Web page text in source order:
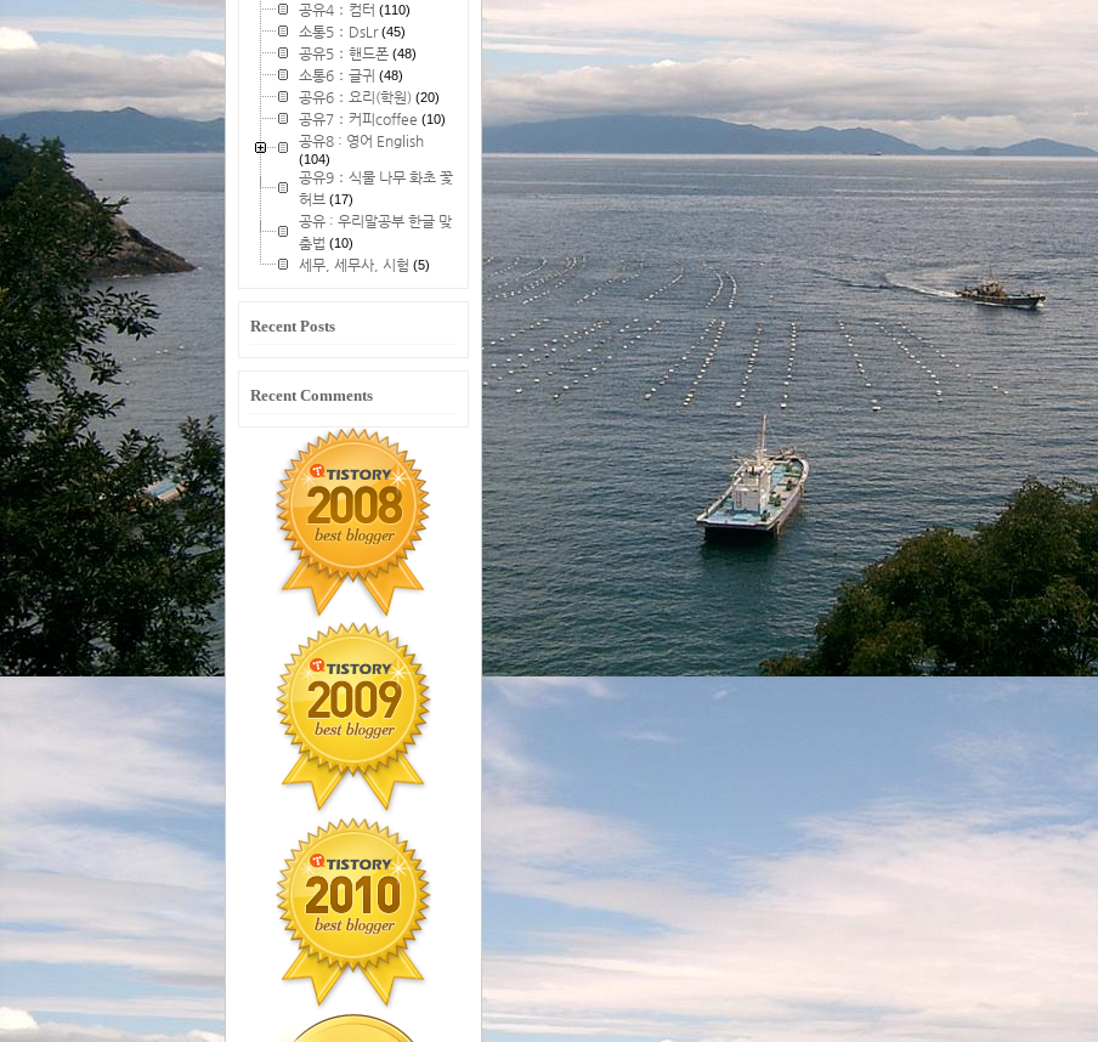
공유4：컴터 (110)
소통5：DsLr(45)
공유5：핸드폰(48)
소통6：글귀 (48)
공유6：요리(학원)(20)
공유7：커피coffee (10)
공유8 : 영어 English
(104)
공유9：식물 나무 화초 꽃
허브 (17)
공유 : 우리말공부 한글 맞
춤법 (10)
세무, 세무사, 시험 (5)
Recent Posts
Recent Comments